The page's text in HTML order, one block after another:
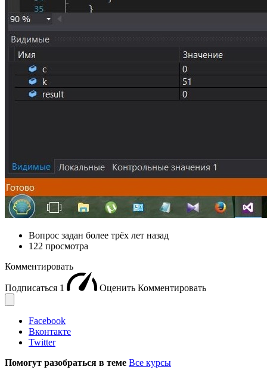
Вопрос задан более трёх лет назад
122 просмотра
Комментировать
Подписаться 1 Оценить Комментировать
Facebook
Вконтакте
Twitter
Помогут разобраться в теме Все курсы